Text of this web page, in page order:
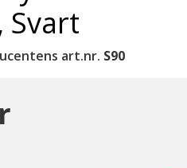
Svart
art.nr. S90